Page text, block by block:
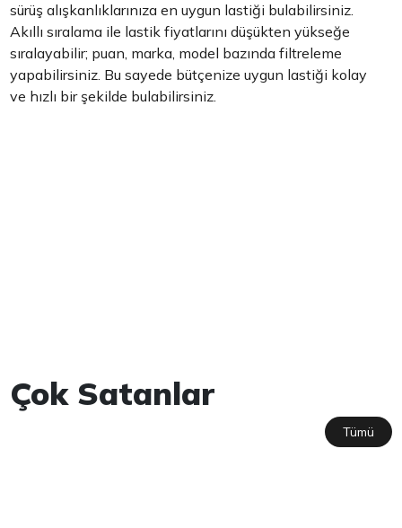
sürüş alışkanlıklarınıza en uygun lastiği bulabilirsiniz.
Akıllı sıralama ile lastik fiyatlarını düşükten yükseğe
sıralayabilir; puan, marka, model bazında filtreleme
yapabilirsiniz. Bu sayede bütçenize uygun lastiği kolay
ve hızlı bir şekilde bulabilirsiniz.
Çok Satanlar
Tümü